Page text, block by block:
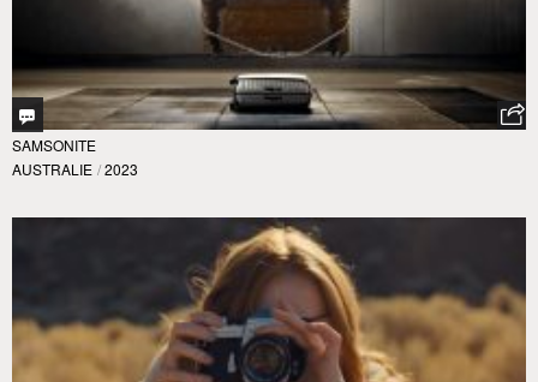
SAMSONITE
AUSTRALIE / 2023